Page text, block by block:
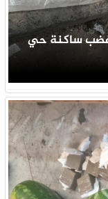
غضب ساكنة حي